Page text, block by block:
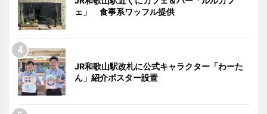
ェ」 食事系ワッフル提供
JR和歌山駅改札に公式キャラクター「わーた
ん」紹介ポスター設置